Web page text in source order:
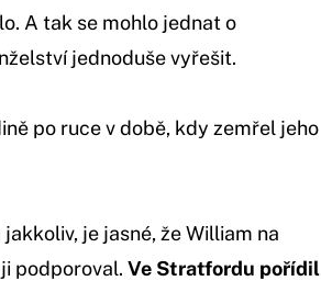
A tak se mohlo jednat o
jednoduše vyřešit.
po ruce v době, kdy zemřel jeho
je jasné, že William na
podporoval. Ve Stratfordu pořídil